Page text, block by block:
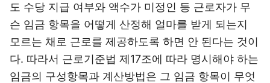
도 수당 지급 여부와 액수가 미정인 등 근로자가 무
슨 임금 항목을 어떻게 산정해 얼마를 받게 되는지
모르는 채로 근로를 제공하도록 하면 안 된다는 것이
다. 따라서 근로기준법 제17조에 따라 명시해야 하는
임금의 구성항목과 계산방법은 그 임금 항목이 무엇